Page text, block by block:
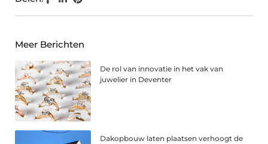
Meer Berichten
De rol van innovatie in het vak van
juwelier in Deventer
Dakopbouw laten plaatsen verhoogt de